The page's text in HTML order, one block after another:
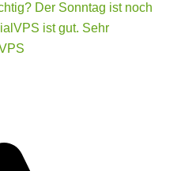
Der Sonntag ist noch
ist gut. Sehr